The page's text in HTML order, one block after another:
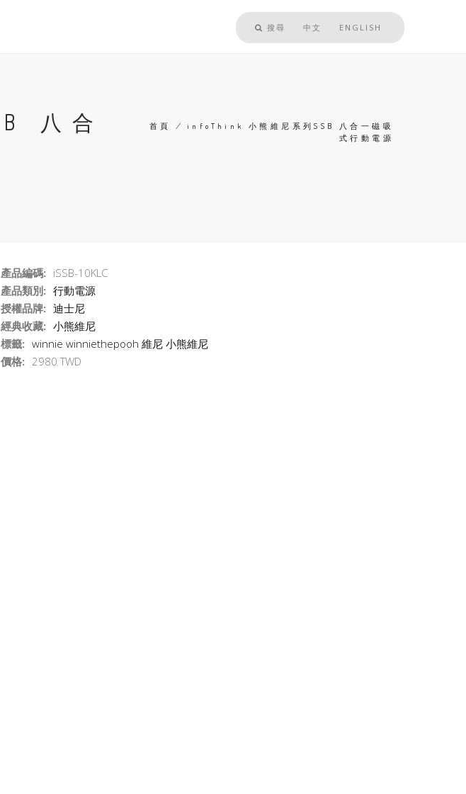
搜尋 中文 ENGLISH
八合
首頁 / infoThink 小熊維尼系列SSB 八合一磁吸
式行動電源
產品編碼: iSSB-10KLC
產品類別: 行動電源
授權品牌: 迪士尼
經典收藏: 小熊維尼
標籤: winnie winniethepooh 維尼 小熊維尼
價格: 2980 TWD